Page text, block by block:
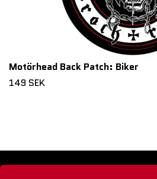
Motörhead Back Patch: Biker
149 SEK